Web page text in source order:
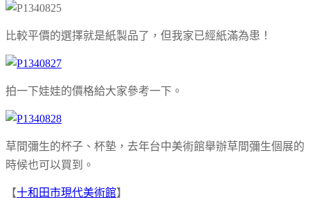
比較平價的選擇就是紙製品了，但我家已經紙滿為患！
拍一下娃娃的價格給大家參考一下。
草間彌生的杯子、杯墊，去年台中美術館舉辦草間彌生個展的
時候也可以買到。
【十和田市現代美術館】